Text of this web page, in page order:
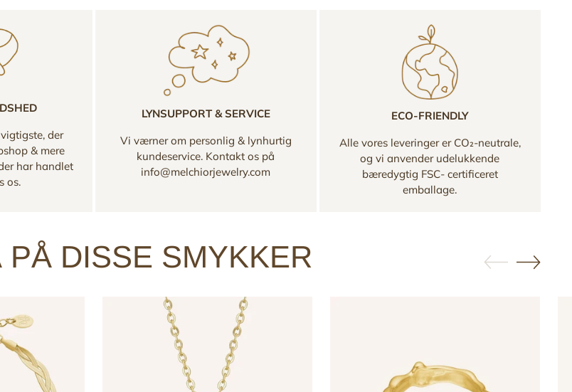
der
& mere
har handlet
os.
LYNSUPPORT & SERVICE
Vi værner om personlig & lynhurtig
kundeservice. Kontakt os på
info@melchiorjewelry.com
ECO-FRIENDLY
Alle vores leveringer er CO₂-neutrale,
og vi anvender udelukkende
bæredygtig FSC- certificeret
emballage.
DISSE SMYKKER